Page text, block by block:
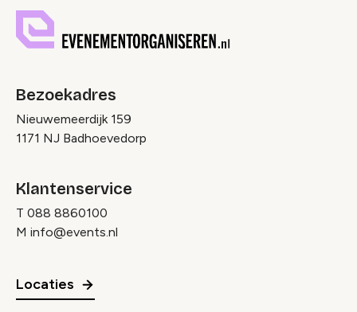
Bezoekadres
Nieuwemeerdijk 159
1171 NJ Badhoevedorp
Klantenservice
T 088 8860100
M info@events.nl
Locaties